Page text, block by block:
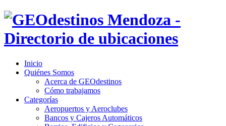
Inicio
Quiénes Somos
Acerca de GEOdestinos
Cómo trabajamos
Categorías
Aeropuertos y Aeroclubes
Bancos y Cajeros Automáticos